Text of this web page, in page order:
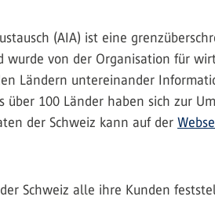
(AIA) ist eine
von der Organisation für
Ländern untereinander
100 Länder haben sich zur
der Schweiz kann auf der
Schweiz alle ihre Kunden